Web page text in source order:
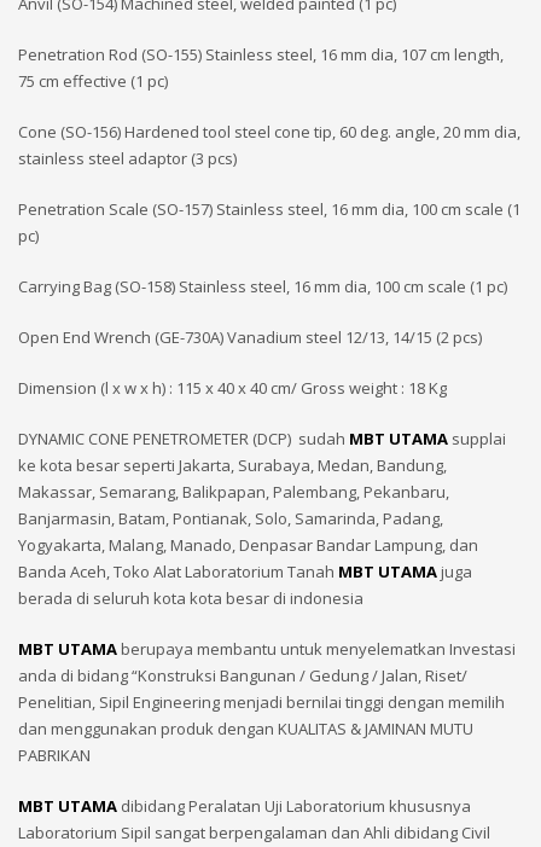
Penetration Rod (SO-155) Stainless steel, 16 mm dia, 107 cm length,
75 cm effective (1 pc)
Cone (SO-156) Hardened tool steel cone tip, 60 deg. angle, 20 mm dia,
stainless steel adaptor (3 pcs)
Penetration Scale (SO-157) Stainless steel, 16 mm dia, 100 cm scale (1
pc)
Carrying Bag (SO-158) Stainless steel, 16 mm dia, 100 cm scale (1 pc)
Open End Wrench (GE-730A) Vanadium steel 12/13, 14/15 (2 pcs)
Dimension (l x w x h) : 115 x 40 x 40 cm/ Gross weight : 18 Kg
DYNAMIC CONE PENETROMETER (DCP) sudah MBT UTAMA supplai
ke kota besar seperti Jakarta, Surabaya, Medan, Bandung,
Makassar, Semarang, Balikpapan, Palembang, Pekanbaru,
Banjarmasin, Batam, Pontianak, Solo, Samarinda, Padang,
Yogyakarta, Malang, Manado, Denpasar Bandar Lampung, dan
Banda Aceh, Toko Alat Laboratorium Tanah MBT UTAMAjuga
berada di seluruh kota kota besar di indonesia
MBT UTAMAberupaya membantu untuk menyelematkan Investasi
anda di bidang “Konstruksi Bangunan / Gedung / Jalan, Riset/
Penelitian, Sipil Engineering menjadi bernilai tinggi dengan memilih
dan menggunakan produk dengan KUALITAS & JAMINAN MUTU
PABRIKAN
MBT UTAMA dibidang Peralatan Uji Laboratorium khususnya
Laboratorium Sipil sangat berpengalaman dan Ahli dibidang Civil